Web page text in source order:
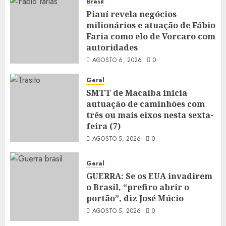
Piauí revela negócios
milionários e atuação de Fábio
Faria como elo de Vorcaro com
autoridades
AGOSTO 6, 2026 0
Geral
SMTT de Macaíba inicia
autuação de caminhões com
três ou mais eixos nesta sexta-
feira (7)
AGOSTO 5, 2026 0
Geral
GUERRA: Se os EUA invadirem
o Brasil, “prefiro abrir o
portão”, diz José Múcio
AGOSTO 5, 2026 0